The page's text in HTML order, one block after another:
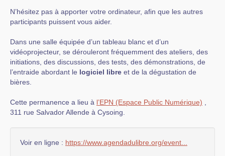
N’hésitez pas à apporter votre ordinateur, afin que les autres
participants puissent vous aider.
Dans une salle équipée d’un tableau blanc et d’un
vidéoprojecteur, se dérouleront fréquemment des ateliers, des
initiations, des discussions, des tests, des démonstrations, de
l’entraide abordant le logiciel libre et de la dégustation de
bières.
Cette permanence a lieu à l’EPN (Espace Public Numérique)
311 rue Salvador Allende à Cysoing.
Voir en ligne : https://www.agendadulibre.org/event...